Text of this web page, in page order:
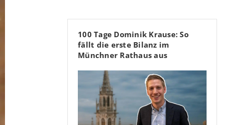
100 Tage Dominik Krause: So
fällt die erste Bilanz im
Münchner Rathaus aus